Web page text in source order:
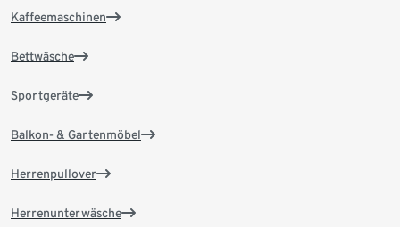
Kaffeemaschinen
Bettwäsche
Sportgeräte
Balkon- & Gartenmöbel
Herrenpullover
Herrenunterwäsche